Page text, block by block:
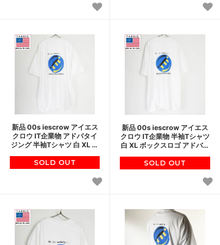
新品 00s iescrow アイエス
クロウ IT企業物 アドバタイ
ジング 半袖Tシャツ 白 XL ホ
クスロゴ D151
SOLD OUT
新品 00s iescrow アイエス
クロウ IT企業物 半袖Tシャツ
白 XL ボックスロゴ アドバタ
トック D151
SOLD OUT